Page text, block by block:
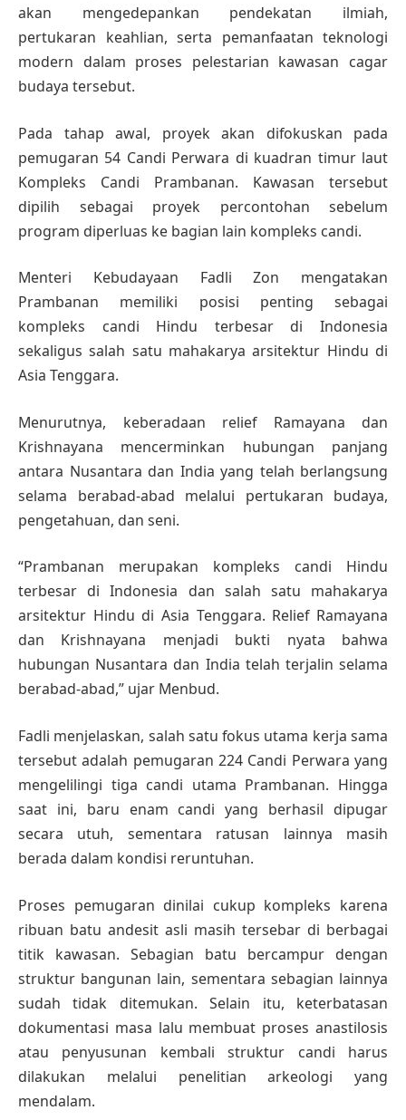
akan mengedepankan pendekatan ilmiah,
pertukaran keahlian, serta pemanfaatan teknologi
modern dalam proses pelestarian kawasan cagar
budaya tersebut.
Pada tahap awal, proyek akan difokuskan pada
pemugaran 54 Candi Perwara di kuadran timur laut
Kompleks Candi Prambanan. Kawasan tersebut
dipilih sebagai proyek percontohan sebelum
program diperluas ke bagian lain kompleks candi.
Menteri Kebudayaan Fadli Zon mengatakan
Prambanan memiliki posisi penting sebagai
kompleks candi Hindu terbesar di Indonesia
sekaligus salah satu mahakarya arsitektur Hindu di
Asia Tenggara.
Menurutnya, keberadaan relief Ramayana dan
Krishnayana mencerminkan hubungan panjang
antara Nusantara dan India yang telah berlangsung
selama berabad-abad melalui pertukaran budaya,
pengetahuan, dan seni.
“Prambanan merupakan kompleks candi Hindu
terbesar di Indonesia dan salah satu mahakarya
arsitektur Hindu di Asia Tenggara. Relief Ramayana
dan Krishnayana menjadi bukti nyata bahwa
hubungan Nusantara dan India telah terjalin selama
berabad-abad,” ujar Menbud.
Fadli menjelaskan, salah satu fokus utama kerja sama
tersebut adalah pemugaran 224 Candi Perwara yang
mengelilingi tiga candi utama Prambanan. Hingga
saat ini, baru enam candi yang berhasil dipugar
secara utuh, sementara ratusan lainnya masih
berada dalam kondisi reruntuhan.
Proses pemugaran dinilai cukup kompleks karena
ribuan batu andesit asli masih tersebar di berbagai
titik kawasan. Sebagian batu bercampur dengan
struktur bangunan lain, sementara sebagian lainnya
sudah tidak ditemukan. Selain itu, keterbatasan
dokumentasi masa lalu membuat proses anastilosis
atau penyusunan kembali struktur candi harus
dilakukan melalui penelitian arkeologi yang
mendalam.